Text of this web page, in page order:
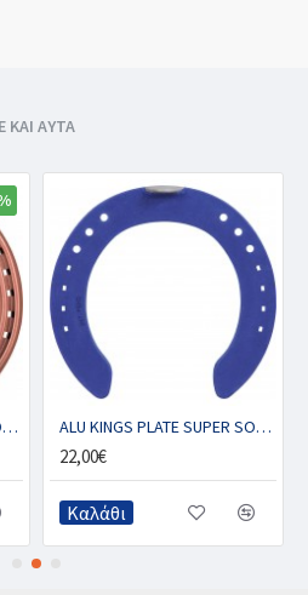
ΚΑΙ ΑΥΤΑ
ALU KINGS PLATE SUPER SOUND BLUE BOND - Μπροστινό με 1 κλιπ (ζευγ.)
Καλάθι